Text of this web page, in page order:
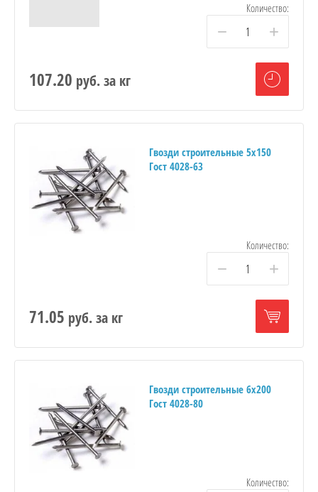
Количество:
− +
107.20 руб.за кг
Гвозди строительные 5х150
Гост 4028-63
Количество:
− +
71.05 руб.за кг
Гвозди строительные 6х200
Гост 4028-80
Количество: